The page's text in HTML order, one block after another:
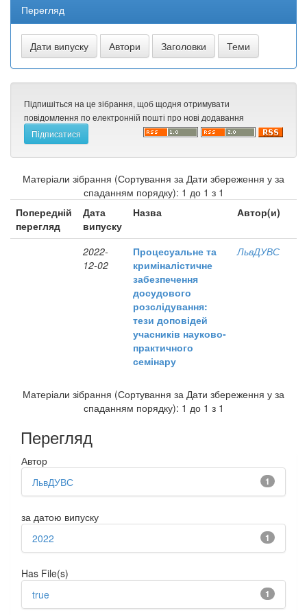
Перегляд
Підпишіться на це зібрання, щоб щодня отримувати
повідомлення по електронній пошті про нові додавання
Матеріали зібрання (Сортування за Дати збереження у за
спаданням порядку): 1 до 1 з 1
Попередній
перегляд
Дата
випуску
Назва Автор(и)
2022-
12-02
Процесуальне та
криміналістичне
забезпечення
досудового
розслідування:
тези доповідей
учасників науково-
практичного
семінару
ЛьвДУВС
Матеріали зібрання (Сортування за Дати збереження у за
спаданням порядку): 1 до 1 з 1
Перегляд
Автор
1
ЛьвДУВС
за датою випуску
1
2022
Has File(s)
1
true